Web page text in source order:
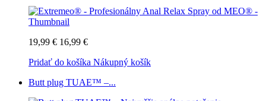
19,99 € 16,99 €
Pridať do košíka Nákupný košík
Butt plug TUAE™ –...